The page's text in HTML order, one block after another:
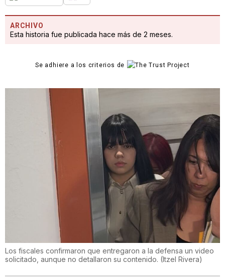
ARCHIVO
Esta historia fue publicada hace más de 2 meses.
Se adhiere a los criterios de
Los fiscales confirmaron que entregaron a la defensa un video
solicitado, aunque no detallaron su contenido. (Itzel Rivera)